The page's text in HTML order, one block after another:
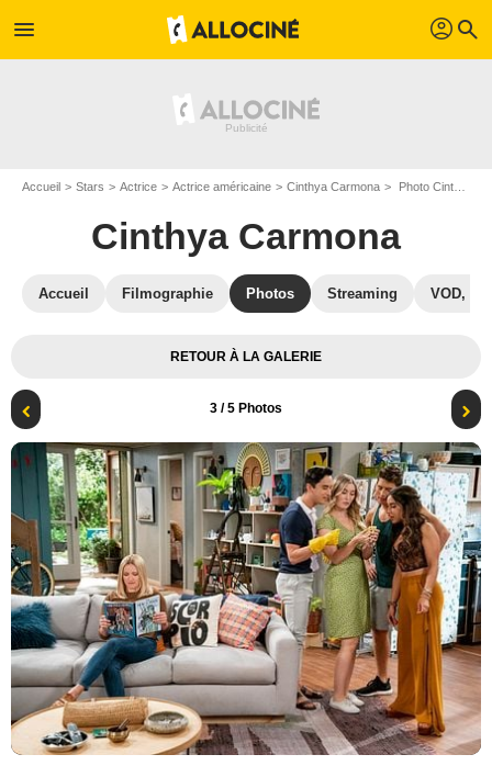
menu profil search
Accueil Stars Actrice Actrice américaine Cinthya Carmona Photo Cinthya Carmona, Gregg Sulkin, Emily Osment, Michael Hsu Rosen, Olivia Macklin
Cinthya Carmona
Accueil Filmographie Photos Streaming VOD,
RETOUR À LA GALERIE
3 / 5 Photos